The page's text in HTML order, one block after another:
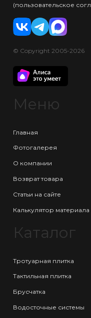
(пользовательское
© Copyright 2005-2026
Меню
Главная
Фотогалерея
О компании
Возврат товара
Статьи на сайте
Калькулятор материала
Каталог
Тротуарная плитка
Тактильная плитка
Брусчатка
Водосточные системы